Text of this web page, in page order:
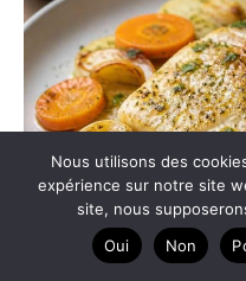
Nous utilisons des
expérience sur notre site
site, nous
Oui
Non